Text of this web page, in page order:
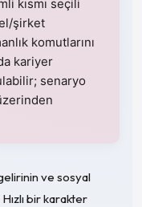
kısmı seçili
şirket
komutlarını
kariyer
senaryo
ve sosyal
bir karakter